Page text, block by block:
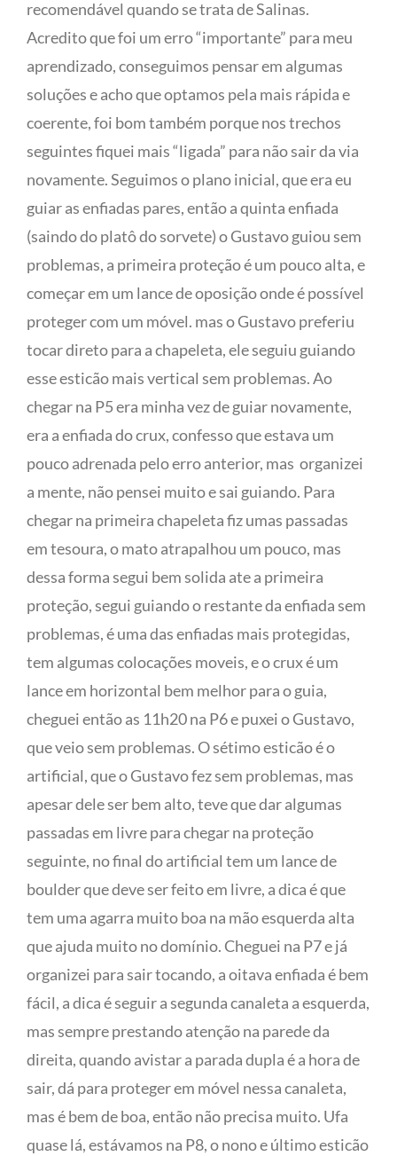
recomendável quando se trata de Salinas.
Acredito que foi um erro “importante” para meu
aprendizado, conseguimos pensar em algumas
soluções e acho que optamos pela mais rápida e
coerente, foi bom também porque nos trechos
seguintes fiquei mais “ligada” para não sair da via
novamente. Seguimos o plano inicial, que era eu
guiar as enfiadas pares, então a quinta enfiada
(saindo do platô do sorvete) o Gustavo guiou sem
problemas, a primeira proteção é um pouco alta, e
começar em um lance de oposição onde é possível
proteger com um móvel. mas o Gustavo preferiu
tocar direto para a chapeleta, ele seguiu guiando
esse esticão mais vertical sem problemas. Ao
chegar na P5 era minha vez de guiar novamente,
era a enfiada do crux, confesso que estava um
pouco adrenada pelo erro anterior, mas organizei
a mente, não pensei muito e sai guiando. Para
chegar na primeira chapeleta fiz umas passadas
em tesoura, o mato atrapalhou um pouco, mas
dessa forma segui bem solida ate a primeira
proteção, segui guiando o restante da enfiada sem
problemas, é uma das enfiadas mais protegidas,
tem algumas colocações moveis, e o crux é um
lance em horizontal bem melhor para o guia,
cheguei então as 11h20 na P6 e puxei o Gustavo,
que veio sem problemas. O sétimo esticão é o
artificial, que o Gustavo fez sem problemas, mas
apesar dele ser bem alto, teve que dar algumas
passadas em livre para chegar na proteção
seguinte, no final do artificial tem um lance de
boulder que deve ser feito em livre, a dica é que
tem uma agarra muito boa na mão esquerda alta
que ajuda muito no domínio. Cheguei na P7 e já
organizei para sair tocando, a oitava enfiada é bem
fácil, a dica é seguir a segunda canaleta a esquerda,
mas sempre prestando atenção na parede da
direita, quando avistar a parada dupla é a hora de
sair, dá para proteger em móvel nessa canaleta,
mas é bem de boa, então não precisa muito. Ufa
quase lá, estávamos na P8, o nono e último esticão